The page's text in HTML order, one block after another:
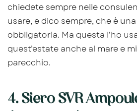
chiedete sempre nelle
usare, e dico sempre, che è
obbligatoria. Ma questa l’ho
quest’estate anche al mare e
parecchio.
4. Siero SVR